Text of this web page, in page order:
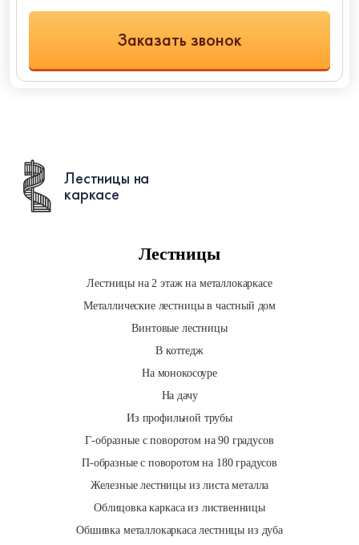
Заказать звонок
Лестницы на
каркасе
Лестницы
Лестницы на 2 этаж на металлокаркасе
Металлические лестницы в частный дом
Винтовые лестницы
В коттедж
На монокосоуре
На дачу
Из профильной трубы
Г-образные с поворотом на 90 градусов
П-образные с поворотом на 180 градусов
Железные лестницы из листа металла
Облицовка каркаса из лиственницы
Обшивка металлокаркаса лестницы из дуба